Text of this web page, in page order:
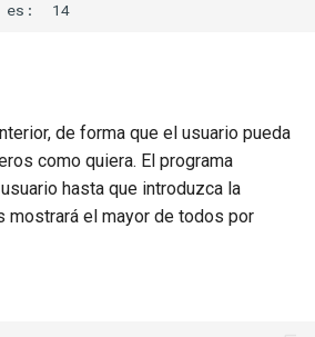
de forma que el usuario pueda
como quiera. El programa
hasta que introduzca la
mostrará el mayor de todos por